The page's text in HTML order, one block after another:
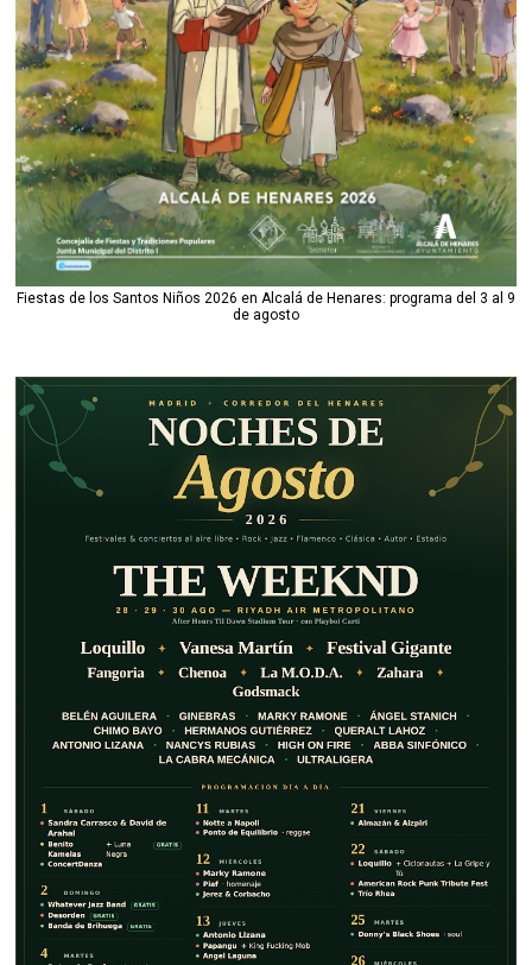
Fiestas de los Santos Niños 2026 en Alcalá de Henares: programa del 3 al 9
de agosto